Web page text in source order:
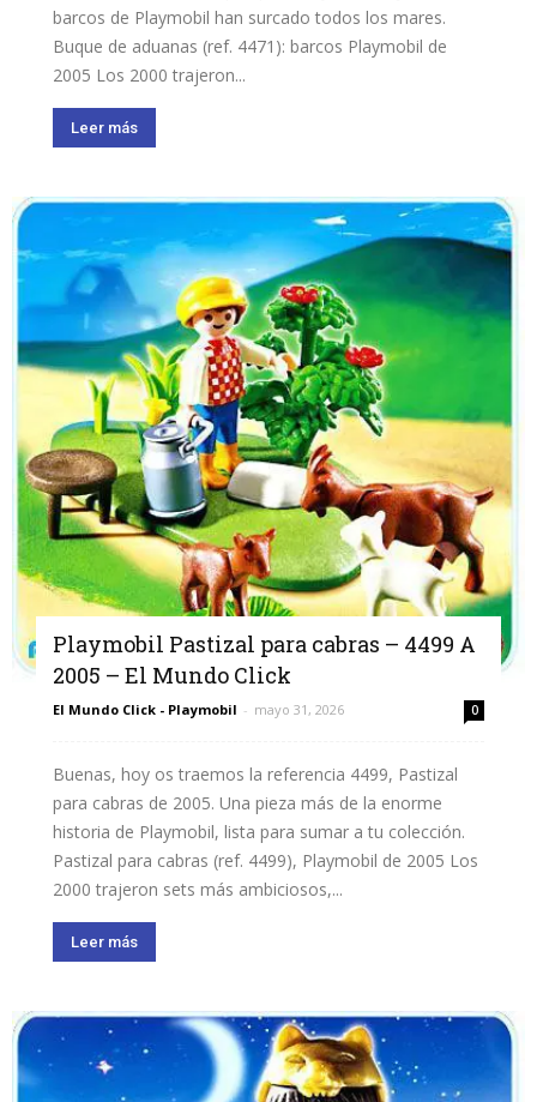
barcos de Playmobil han surcado todos los mares.
Buque de aduanas (ref. 4471): barcos Playmobil de
2005 Los 2000 trajeron...
Leer más
Playmobil Pastizal para cabras – 4499 A
2005 – El Mundo Click
El Mundo Click - Playmobil - mayo 31, 2026 0
Buenas, hoy os traemos la referencia 4499, Pastizal
para cabras de 2005. Una pieza más de la enorme
historia de Playmobil, lista para sumar a tu colección.
Pastizal para cabras (ref. 4499), Playmobil de 2005 Los
2000 trajeron sets más ambiciosos,...
Leer más